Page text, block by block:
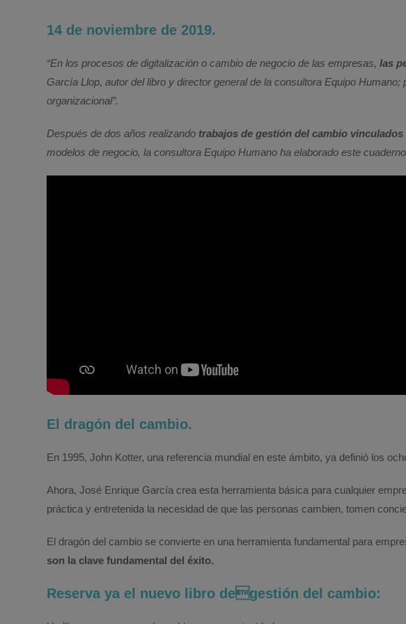
14 de noviembre de 2019.
“En los procesos de digitalización o cambio de negocio de las empresas,las
García Llop, autor del libro y director general de la consultora Equipo
organizacional”.
Después de dos años realizando trabajos de gestión del cambio
modelos de negocio, la consultora Equipo Humano ha elaborado este
El dragón del cambio.
En 1995, John Kotter, una referencia mundial en este ámbito, ya definió los
Ahora, José Enrique García crea esta herramienta básica para cualquier
práctica y entretenida la necesidad de que las personas cambien, tomen
El dragón del cambio se convierte en una herramienta fundamental para
son la clave fundamental del éxito.
Reserva ya el nuevo libro degestión del cambio: